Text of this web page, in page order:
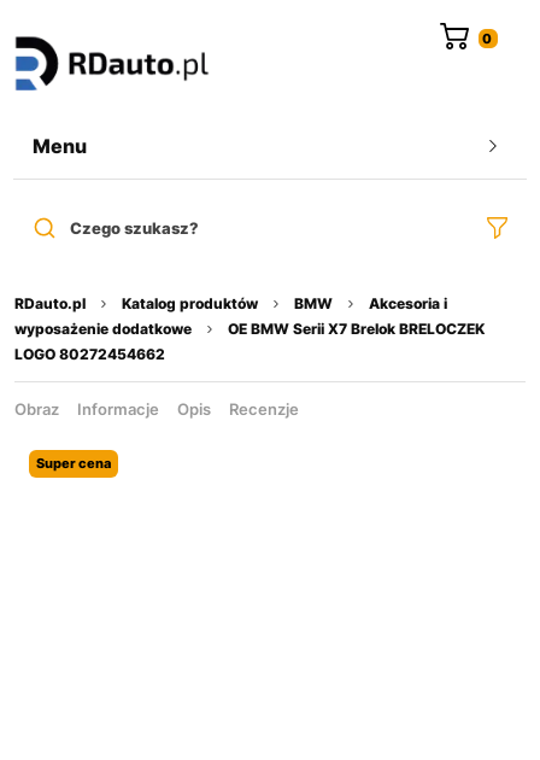
Menu
Czego szukasz?
RDauto.pl Katalog produktów BMW
Akcesoria i
wyposażenie dodatkowe
OE BMW Serii X7 Brelok BRELOCZEK
LOGO 80272454662
Obraz Informacje Opis Recenzje
Super cena